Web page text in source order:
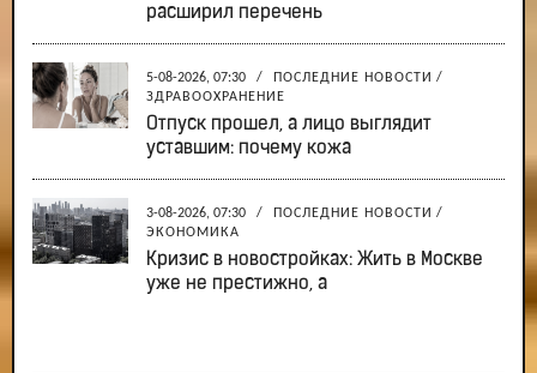
расширил перечень
5-08-2026, 07:30 / ПОСЛЕДНИЕ НОВОСТИ /
ЗДРАВООХРАНЕНИЕ
Отпуск прошел, а лицо выглядит
уставшим: почему кожа
3-08-2026, 07:30 / ПОСЛЕДНИЕ НОВОСТИ /
ЭКОНОМИКА
Кризис в новостройках: Жить в Москве
уже не престижно, а